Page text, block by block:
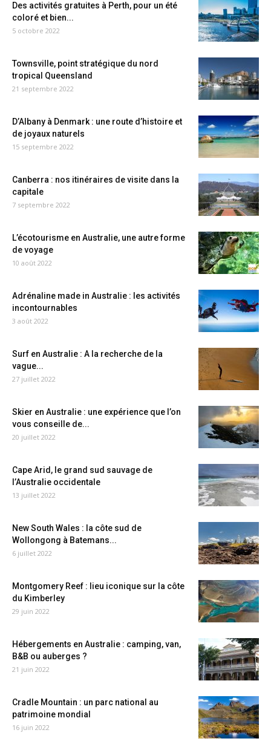
Des activités gratuites à Perth, pour un été
coloré et bien...
5 octobre 2022
Townsville, point stratégique du nord
tropical Queensland
21 septembre 2022
D’Albany à Denmark : une route d’histoire et
de joyaux naturels
15 septembre 2022
Canberra : nos itinéraires de visite dans la
capitale
7 septembre 2022
L’écotourisme en Australie, une autre forme
de voyage
10 août 2022
Adrénaline made in Australie : les activités
incontournables
3 août 2022
Surf en Australie : A la recherche de la
vague...
27 juillet 2022
Skier en Australie : une expérience que l’on
vous conseille de...
20 juillet 2022
Cape Arid, le grand sud sauvage de
l’Australie occidentale
13 juillet 2022
New South Wales : la côte sud de
Wollongong à Batemans...
6 juillet 2022
Montgomery Reef : lieu iconique sur la côte
du Kimberley
29 juin 2022
Hébergements en Australie : camping, van,
B&B ou auberges ?
21 juin 2022
Cradle Mountain : un parc national au
patrimoine mondial
16 juin 2022